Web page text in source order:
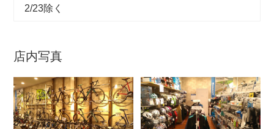
アウトレット
自転車修理工賃
2/23除く
店内写真